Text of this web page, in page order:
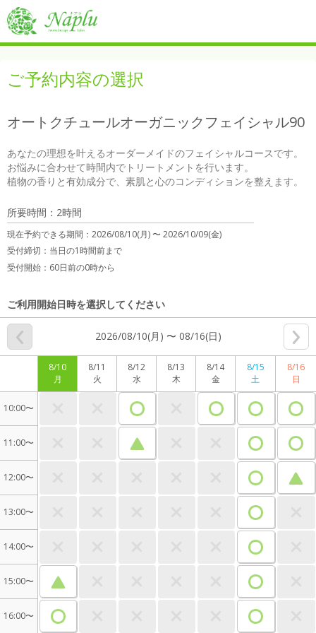
ご予約内容の選択
オートクチュールオーガニックフェイシャル90
あなたの理想を叶えるオーダーメイドのフェイシャルコースです。
お悩みに合わせて時間内でトリートメントを行います。
植物の香りと有効成分で、素肌と心のコンディションを整えます。
所要時間：2時間
現在予約できる期間： 2026/08/10(月) 〜2026/10/09(金)
受付締切： 当日の1時間前まで
受付開始： 60日前の0時から
ご利用開始日時を選択してください
2026/08/10(月) 〜 08/16(日)
8/10
月
8/11
火
8/12
水
8/13
木
8/14
金
8/15
土
8/16
日
10:00〜
11:00〜
12:00〜
13:00〜
14:00〜
15:00〜
16:00〜